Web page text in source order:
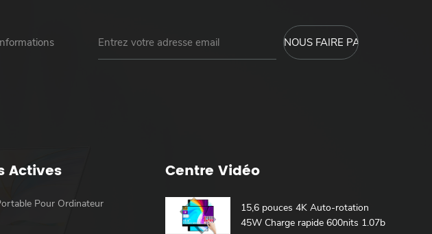
Actives
Pour Ordinateur
Centre Vidéo
15,6 pouces 4K Auto-rotation
45W Charge rapide 600nits 1.07b